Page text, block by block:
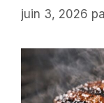
juin 3, 2026